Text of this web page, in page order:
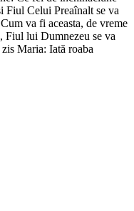
Fiul Celui Preaînalt se va
va fi aceasta, de vreme
Fiul lui Dumnezeu se va
Maria: Iată roaba